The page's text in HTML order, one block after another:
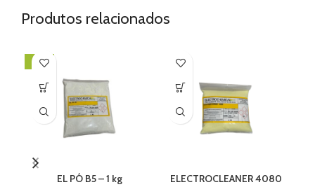
Produtos relacionados
-17%
EL PÓ B5 – 1 kg
ELECTROCLEANER 4080